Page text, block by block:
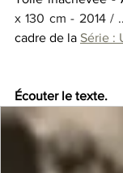
x 130 cm - 2014 /
cadre de la Série :
Écouter le texte.